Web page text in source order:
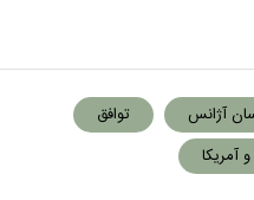
آژانس
توافق
آمریکا